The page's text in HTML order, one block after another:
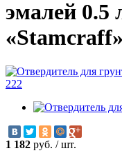
эмалей 0.5
1 182 руб. /шт.